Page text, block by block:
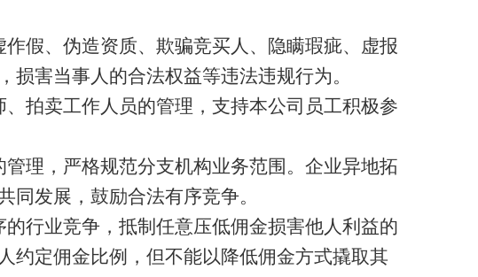
假、伪造资质、欺骗竞买人、隐瞒瑕疵、虚报
害当事人的合法权益等违法违规行为。
拍卖工作人员的管理，支持本公司员工积极参
理，严格规范分支机构业务范围。企业异地拓
同发展，鼓励合法有序竞争。
行业竞争，抵制任意压低佣金损害他人利益的
约定佣金比例，但不能以降低佣金方式撬取其